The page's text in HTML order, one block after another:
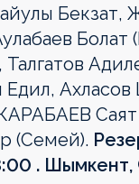
Бекзат,
Болат
Талгатов
Едил,
Саят
(Семей).
.